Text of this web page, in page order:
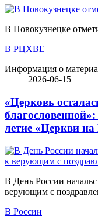
В Новокузнецке
В РЦХВЕ
Информация о
2026-06-15
«Церковь
летие «Церкви
В День России
верующим с
В России